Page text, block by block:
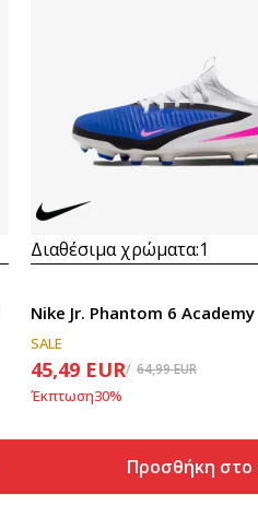
Διαθέσιμα χρώματα:1
Nike Jr. Phantom 6 Academy
SALE
45,49 EUR 64,99EUR
Έκπτωση30%
Προσθήκη στο